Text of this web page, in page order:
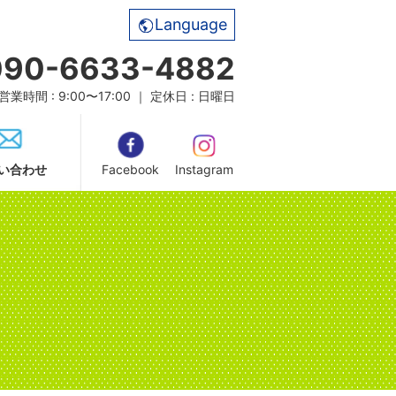
Language
6633-4882
業時間 : 9:00〜17:00 ｜ 定休日 : 日曜日
合わせ Facebook Instagram